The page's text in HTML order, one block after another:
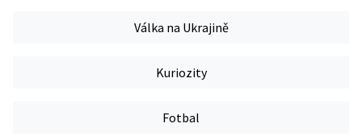
Válka na Ukrajině
Kuriozity
Fotbal